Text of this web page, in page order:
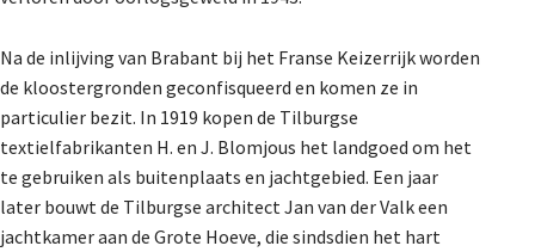
Na de inlijving van Brabant bij het Franse Keizerrijk worden
de kloostergronden geconfisqueerd en komen ze in
particulier bezit. In 1919 kopen de Tilburgse
textielfabrikanten H. en J. Blomjous het landgoed om het
te gebruiken als buitenplaats en jachtgebied. Een jaar
later bouwt de Tilburgse architect Jan van der Valk een
jachtkamer aan de Grote Hoeve, die sindsdien het hart